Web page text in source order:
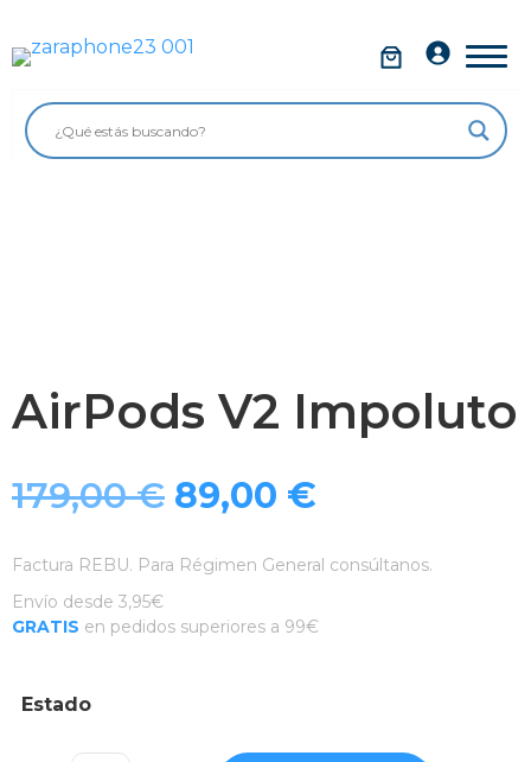
contenido
AirPods V2 Impoluto
179,00€ 89,00 €
Factura REBU. Para Régimen General consúltanos.
Envío desde 3,95€
GRATIS en pedidos superiores a 99€
Estado
Móviles
Impolutos
Accesorios